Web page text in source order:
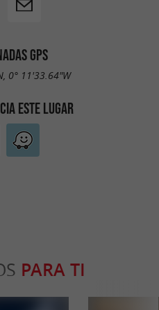
GPS
0° 11'33.64"W
ESTE LUGAR
PARA TI